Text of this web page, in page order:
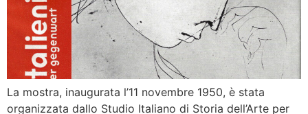
La mostra, inaugurata l’11 novembre 1950, è stata
organizzata dallo Studio Italiano di Storia dell’Arte per